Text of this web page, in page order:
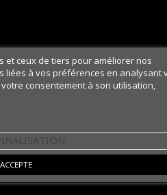
et ceux de tiers pour améliorer nos
liées à vos préférences en analysant
consentement à son utilisation,